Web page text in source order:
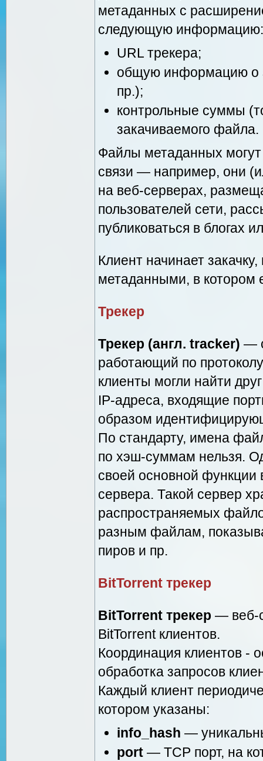
метаданных с
следующую информацию:
URL трекера;
общую информацию о
пр.);
контрольные суммы
закачиваемого файла.
Файлы метаданных
связи — например, они
на веб-серверах,
пользователей сети,
публиковаться в блогах
Клиент начинает
метаданными, в котором
Трекер
Трекер (англ. tracker) —
работающий по
клиенты могли найти
IP-адреса, входящие
образом
По стандарту, имена
по хэш-суммам нельзя.
своей основной
сервера. Такой сервер
распространяемых
разным файлам,
пиров и пр.
BitTorrent трекер
BitTorrent трекер — веб-
BitTorrent клиентов.
Координация клиентов -
обработка запросов
Каждый клиент
котором указаны:
info_hash —
port — TCP порт, на